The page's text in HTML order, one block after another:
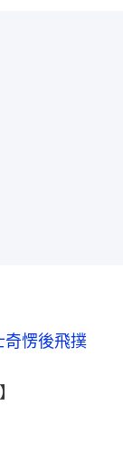
奇愣後飛撲